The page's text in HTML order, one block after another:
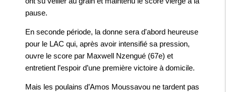
pause.
En seconde période, la donne sera d'abord heureuse
pour le LAC qui, après avoir intensifié sa pression,
ouvre le score par Maxwell Nzengué (67e) et
entretient l’espoir d’une première victoire à domicile.
Mais les poulains d’Amos Moussavou ne tardent pas